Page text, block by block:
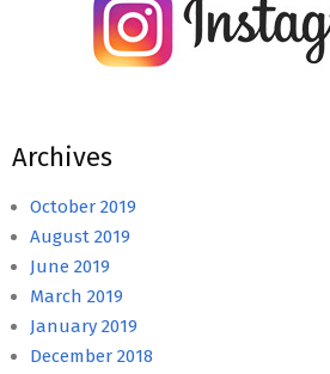
Archives
October 2019
August 2019
June 2019
March 2019
January 2019
December 2018